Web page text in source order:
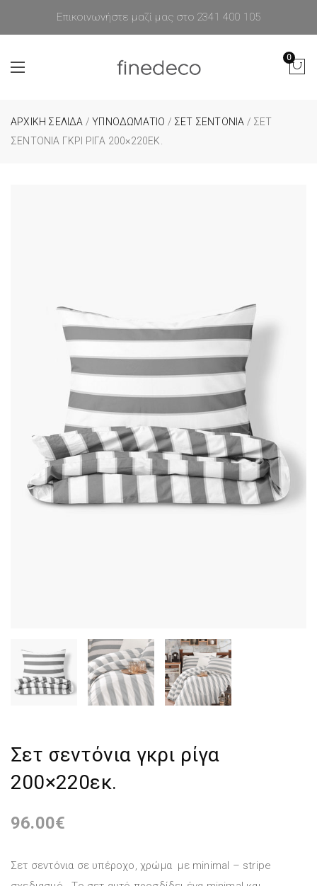
Επικοινωνήστε μαζί μας στο 2341 400 105
0
ΑΡΧΙΚΉ ΣΕΛΊΔΑ /ΥΠΝΟΔΩΜΑΤΙΟ / ΣΕΤ ΣΕΝΤΟΝΙΑ / ΣΕΤ
ΣΕΝΤΌΝΙΑ ΓΚΡΙ ΡΊΓΑ 200×220ΕΚ.
Σετ σεντόνια γκρι ρίγα
200×220εκ.
96.00€
Σετ σεντόνια σε υπέροχο, χρώμα με minimal – stripe